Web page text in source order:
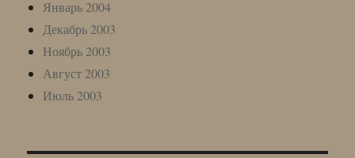
Январь 2004
Декабрь 2003
Ноябрь 2003
Август 2003
Июль 2003